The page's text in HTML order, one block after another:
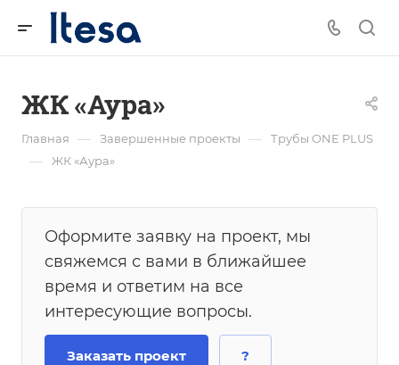
ЖК «Аура»
Главная — Завершенные проекты — Трубы ONE PLUS
— ЖК «Аура»
Оформите заявку на проект, мы
свяжемся с вами в ближайшее
время и ответим на все
интересующие вопросы.
Заказать проект ?